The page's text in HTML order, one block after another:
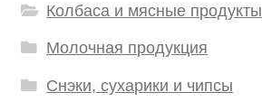
Колбаса и мясные продукты
Молочная продукция
Снэки, сухарики и чипсы